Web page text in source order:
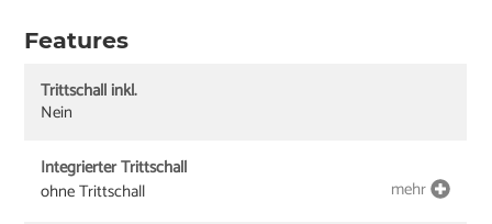
Features
Trittschall inkl.
Nein
Integrierter Trittschall
ohne Trittschall
mehr